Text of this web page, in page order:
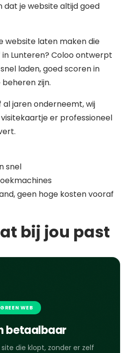
dat je website altijd goed
website laten maken die
Lunteren? Coloo ontwerpt
laden, goed scoren in
zijn.
jaren onderneemt, wij
er professioneel
snel
geen hoge kosten vooraf
bij jou past
GREEN WEB
betaalbaar
die klopt, zonder er zelf